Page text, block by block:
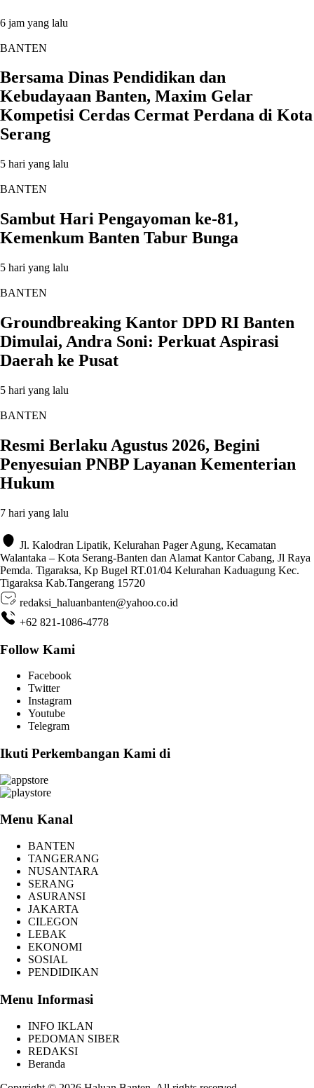
6 jam yang lalu
BANTEN
Bersama Dinas Pendidikan dan
Kebudayaan Banten, Maxim Gelar
Kompetisi Cerdas Cermat Perdana di Kota
Serang
5 hari yang lalu
BANTEN
Sambut Hari Pengayoman ke-81,
Kemenkum Banten Tabur Bunga
5 hari yang lalu
BANTEN
Groundbreaking Kantor DPD RI Banten
Dimulai, Andra Soni: Perkuat Aspirasi
Daerah ke Pusat
5 hari yang lalu
BANTEN
Resmi Berlaku Agustus 2026, Begini
Penyesuian PNBP Layanan Kementerian
Hukum
7 hari yang lalu
Jl. Kalodran Lipatik, Kelurahan Pager Agung, Kecamatan
Walantaka – Kota Serang-Banten dan Alamat Kantor Cabang, Jl Raya
Pemda. Tigaraksa, Kp Bugel RT.01/04 Kelurahan Kaduagung Kec.
Tigaraksa Kab.Tangerang 15720
redaksi_haluanbanten@yahoo.co.id
+62 821-1086-4778
Follow Kami
Facebook
Twitter
Instagram
Youtube
Telegram
Ikuti Perkembangan Kami di
Menu Kanal
BANTEN
TANGERANG
NUSANTARA
SERANG
ASURANSI
JAKARTA
CILEGON
LEBAK
EKONOMI
SOSIAL
PENDIDIKAN
Menu Informasi
INFO IKLAN
PEDOMAN SIBER
REDAKSI
Beranda